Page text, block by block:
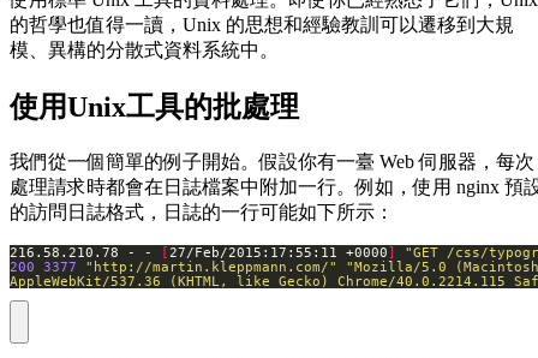
的哲學也值得一讀，Unix 的思想和經驗教訓可以遷移到大規
模、異構的分散式資料系統中。
使用Unix工具的批處理
我們從一個簡單的例子開始。假設你有一臺 Web 伺服器，每次
處理請求時都會在日誌檔案中附加一行。例如，使用 nginx 預
的訪問日誌格式，日誌的一行可能如下所示：
216.58.210.78 - - [27/Feb/2015:17:55:11 +0000]
"GET /css/
200
3377
"http://martin.kleppmann.com/"
AppleWebKit/537.36 (KHTML, like Gecko) Chrome/40.0.2214.115